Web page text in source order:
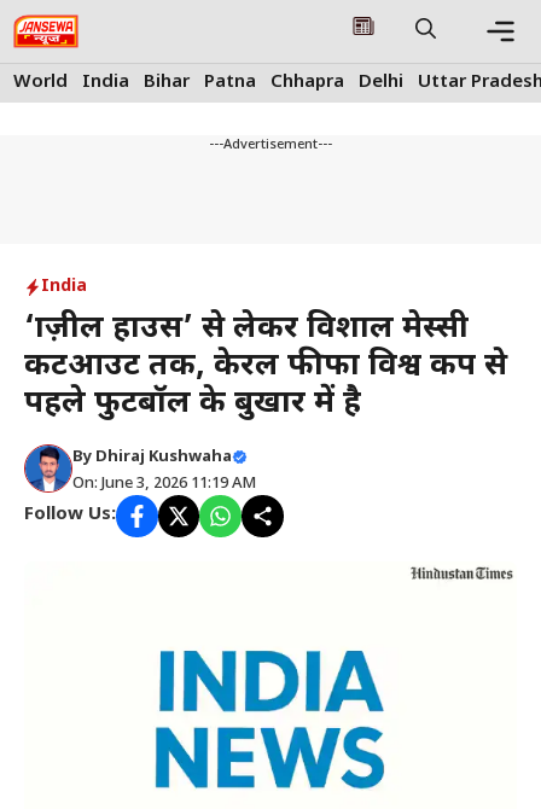
Skip
to
content
World India Bihar Patna Chhapra Delhi Uttar
---Advertisement---
India
‘ब्राज़ील हाउस’ से लेकर विशाल मेस्सी
कटआउट तक, केरल फीफा विश्व कप से
पहले फुटबॉल के बुखार में है
By Dhiraj Kushwaha
On: June 3, 2026 11:19 AM
Follow Us: